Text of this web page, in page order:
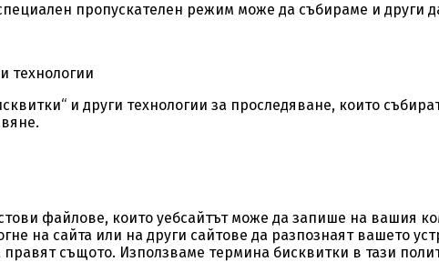
пропускателен режим може да събираме и други
технологии
и други технологии за проследяване, които
файлове, които уебсайтът може да запише на вашия
на сайта или на други сайтове да разпознаят вашето
същото. Използваме термина бисквитки в тази